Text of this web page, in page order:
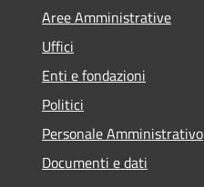
Aree Amministrative
Uffici
Enti e fondazioni
Politici
Personale Amministrativo
Documenti e dati